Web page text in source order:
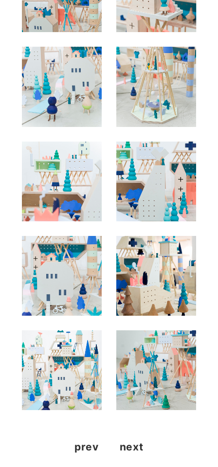
next
prev